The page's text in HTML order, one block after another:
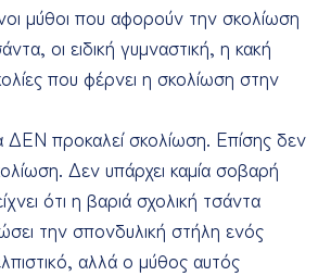
μύθοι που αφορούν την σκολίωση
οι ειδική γυμναστική, η κακή
που φέρνει η σκολίωση στην
ΔΕΝ προκαλεί σκολίωση. Επίσης δεν
Δεν υπάρχει καμία σοβαρή
ότι η βαριά σχολική τσάντα
την σπονδυλική στήλη ενός
αλλά ο μύθος αυτός